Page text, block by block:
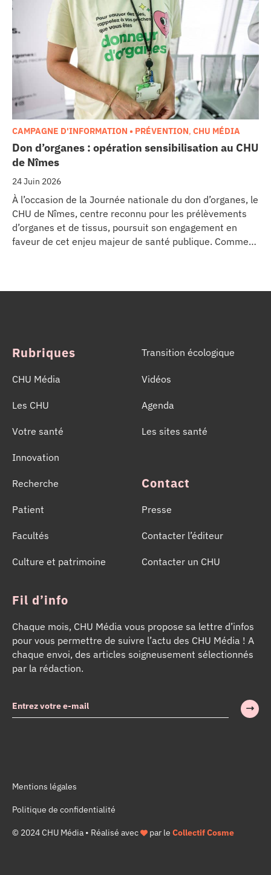
Ce projet représente un investissement de 9,5 millions
d’euros pour l’acquisition et l’installation de
l’équipement au cœur même du pôle régional de
cancérologie.
Don d’organes : opération sensibilisation au CHU
de Nîmes
24 Juin 2026
CAMPAGNE D'INFORMATION • PRÉVENTION, CHU MÉDIA
À l’occasion de la Journée nationale du don d’organes, le
CHU de Nîmes, centre reconnu pour les prélèvements
d’organes et de tissus, poursuit son engagement en
faveur de cet enjeu majeur de santé publique. Comme
Rubriques
CHU Média
Les CHU
Votre santé
Innovation
Recherche
Patient
Facultés
Culture et patrimoine
Transition écologique
Vidéos
Agenda
Les sites santé
Contact
Presse
Contacter l’éditeur
Contacter un CHU
Fil d’info
Chaque mois, CHU Média vous propose sa lettre d’infos
pour vous permettre de suivre l’actu des CHU Média ! A
chaque envoi, des articles soigneusement sélectionnés
par la rédaction.
Mentions légales
Politique de confidentialité
© 2024 CHU Média • Réalisé avec par le Collectif Cosme